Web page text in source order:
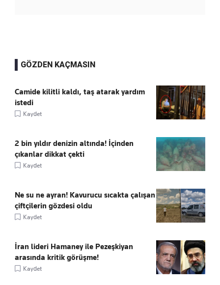
GÖZDEN KAÇMASIN
Camide kilitli kaldı, taş atarak yardım
istedi
Kaydet
2 bin yıldır denizin altında! İçinden
çıkanlar dikkat çekti
Kaydet
Ne su ne ayran! Kavurucu sıcakta çalışan
çiftçilerin gözdesi oldu
Kaydet
İran lideri Hamaney ile Pezeşkiyan
arasında kritik görüşme!
Kaydet